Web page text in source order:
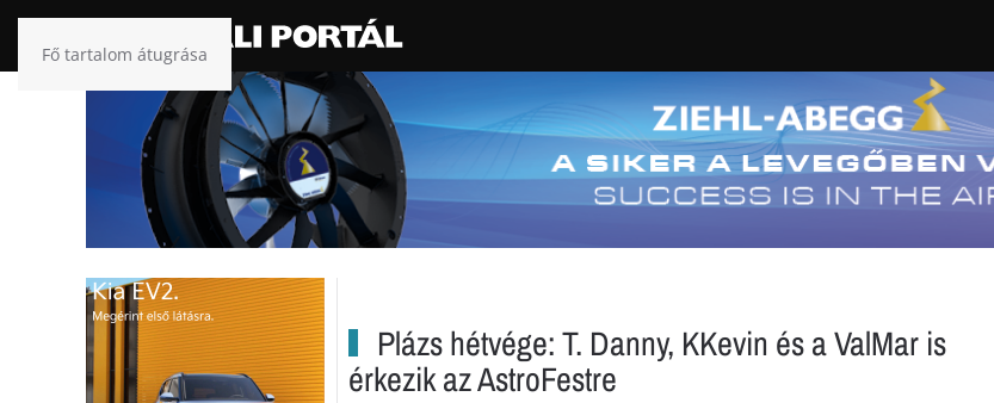
Fő tartalom átugrása
Plázs hétvége: T. Danny, KKevin és a ValMar is
érkezik az AstroFestre